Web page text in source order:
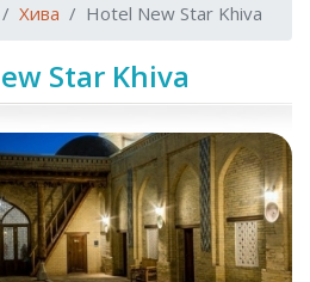
Хива Hotel New Star Khiva
Star Khiva